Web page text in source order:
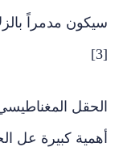
سيكون مدمراً
[3]
الحقل
أهمية كبيرة عل